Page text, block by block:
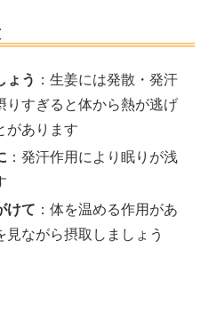
ょう ：生姜には発散・発汗
りすぎると体から熱が逃げ
があります
：発汗作用により眠りが浅
けて ：体を温める作用があ
見ながら摂取しましょう